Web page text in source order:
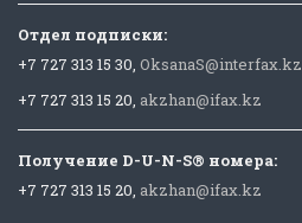
Отдел подписки:
+7 727 313 15 30, OksanaS@interfax.kz
+7 727 313 15 20, akzhan@ifax.kz
Получение D-U-N-S® номера:
+7 727 313 15 20, akzhan@ifax.kz